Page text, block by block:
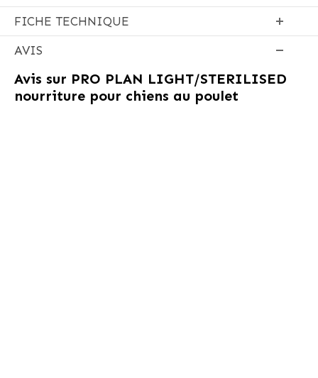
FICHE TECHNIQUE
AVIS
Avis sur PRO PLAN LIGHT/STERILISED
nourriture pour chiens au poulet